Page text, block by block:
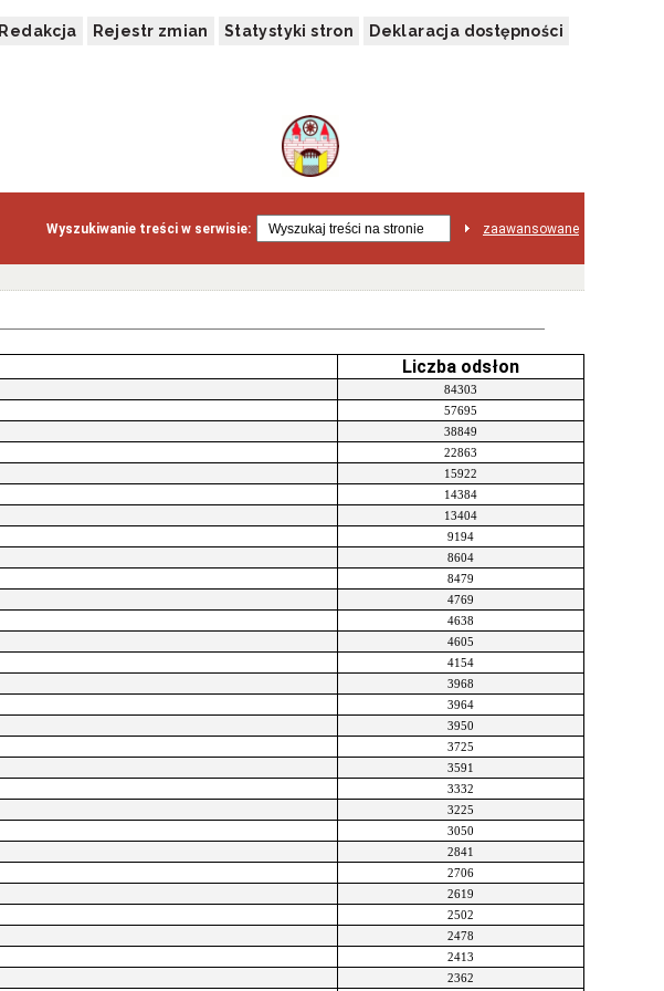
Redakcja Rejestr zmian Statystyki stron Deklaracja dostępności
Wyszukiwanie treści w serwisie: zaawansowane
Liczba odsłon
84303
57695
38849
22863
15922
14384
13404
9194
8604
8479
4769
4638
4605
4154
3968
3964
3950
3725
3591
3332
3225
3050
2841
2706
2619
2502
2478
2413
2362